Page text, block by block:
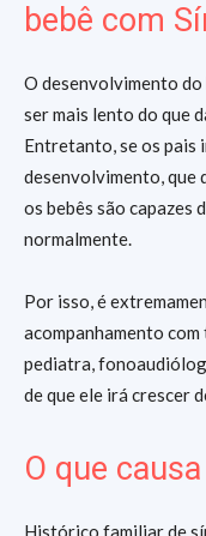
bebê com
O desenvolvimento do
ser mais lento do que
Entretanto, se os pais
desenvolvimento, que
os bebês são capazes
normalmente.
Por isso, é
acompanhamento com
pediatra,
de que ele irá crescer
O que
Histórico familiar de